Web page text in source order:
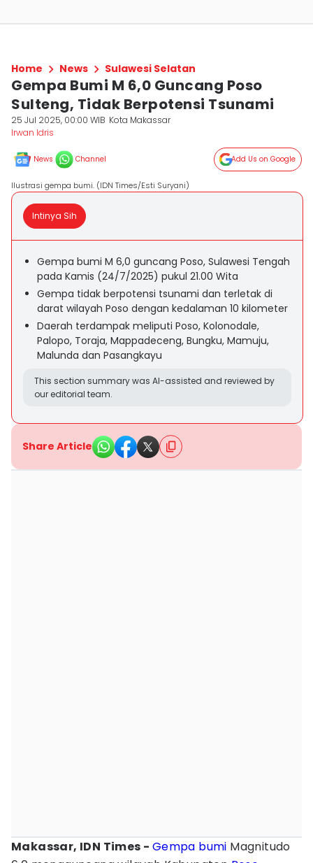
Home News Sulawesi Selatan
Gempa Bumi M 6,0 Guncang Poso
Sulteng, Tidak Berpotensi Tsunami
25 Jul 2025, 00:00 WIB Kota Makassar
Irwan Idris
News Channel Add Us on Google
Ilustrasi gempa bumi. (IDN Times/Esti Suryani)
Intinya Sih
Gempa bumi M 6,0 guncang Poso, Sulawesi Tengah
pada Kamis (24/7/2025) pukul 21.00 Wita
Gempa tidak berpotensi tsunami dan terletak di
darat wilayah Poso dengan kedalaman 10 kilometer
Daerah terdampak meliputi Poso, Kolonodale,
Palopo, Toraja, Mappadeceng, Bungku, Mamuju,
Malunda dan Pasangkayu
This section summary was AI-assisted and reviewed by
our editorial team.
Share Article
Makassar, IDN Times - Gempa bumi Magnitudo